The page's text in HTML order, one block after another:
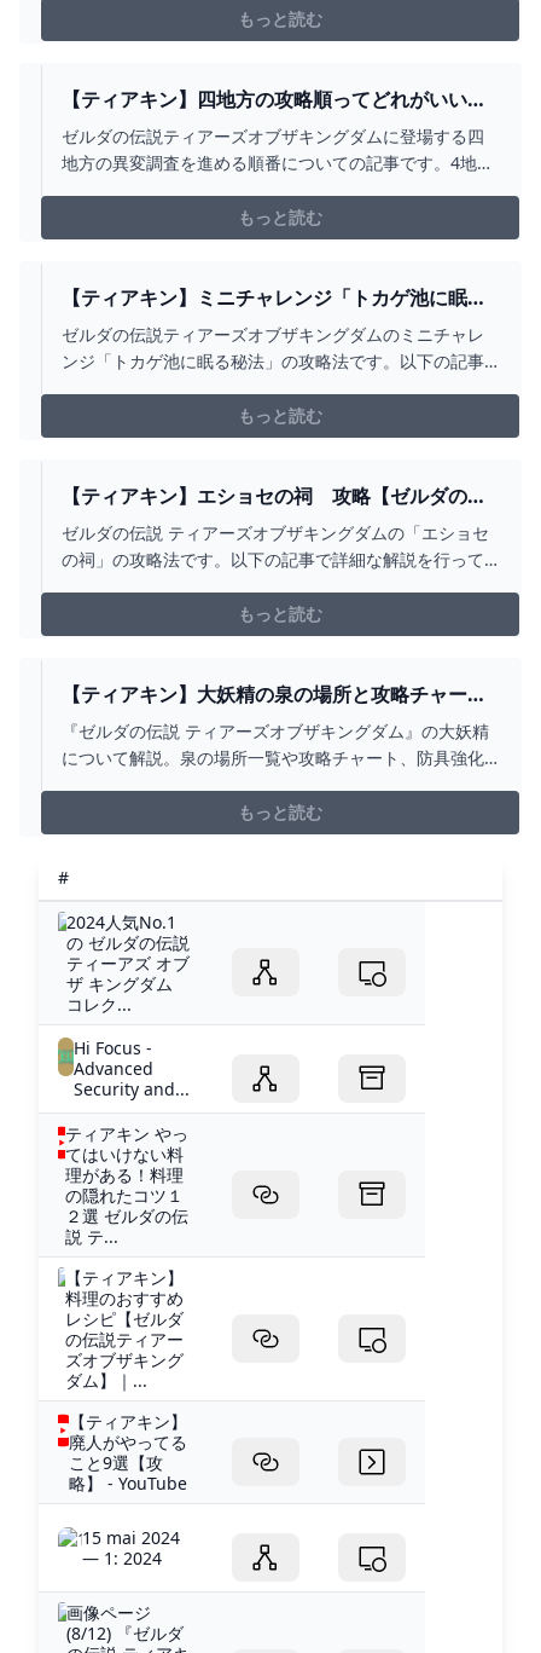
もっと読む
【ティアキン】四地方の攻略順ってどれがいい？
おすすめ攻略順【ティアーズオブザキングダム】 -
MYGAME8
ゼルダの伝説ティアーズオブザキングダムに登場する四
地方の異変調査を進める順番についての記事です。4地方
もっと読む
【ティアキン】ミニチャレンジ「トカゲ池に眠る
秘法」 攻略【ゼルダの伝説】 - YOUTUBE
ゼルダの伝説ティアーズオブザキングダムのミニチャレ
ンジ「トカゲ池に眠る秘法」の攻略法です。以下の記事
https://gamepedia.jp/zelda-totk/challenges/6239
もっと読む
【ティアキン】エショセの祠 攻略【ゼルダの伝
説】 - YOUTUBE
ゼルダの伝説 ティアーズオブザキングダムの「エショセ
の祠」の攻略法です。以下の記事で詳細な解説を行って
もっと読む
【ティアキン】大妖精の泉の場所と攻略チャート
｜防具強化の解放条件 ワイトのゲーム案内所
『ゼルダの伝説 ティアーズオブザキングダム』の大妖精
について解説。泉の場所一覧や攻略チャート、防具強化
もっと読む
#
2024人気No.1
の ゼルダの伝説
ティーアズ オブ
ザ キングダム
コレク...
Hi Focus -
Advanced
Security and...
ティアキン やっ
てはいけない料
理がある！料理
の隠れたコツ１
２選 ゼルダの伝
説 テ...
【ティアキン】
料理のおすすめ
レシピ【ゼルダ
の伝説ティアー
ズオブザキング
ダム】｜...
【ティアキン】
廃人がやってる
こと9選【攻
略】 - YouTube
15 mai 2024
— 1: 2024
画像ページ
(8/12) 『ゼルダ